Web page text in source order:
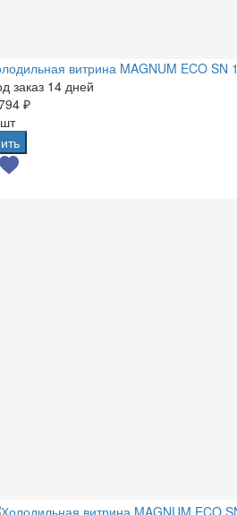
витрина MAGNUM ECO SN
заказ 14 дней
₽